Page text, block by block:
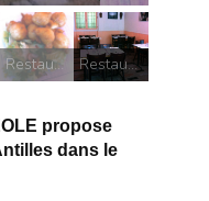
Restaurant Au Nid Créole, La salle du restaurant
Restaurant Au Nid Créole, Les accras de morue
propose
dans le